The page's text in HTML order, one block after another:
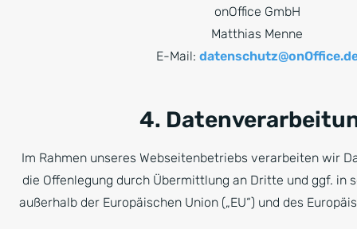
onOffice GmbH
Matthias Menne
E-Mail:
4.
Im Rahmen unseres Webseitenbetriebs verarbeiten wir
die Offenlegung durch Übermittlung an Dritte und ggf. in
außerhalb der Europäischen Union („EU“) und des